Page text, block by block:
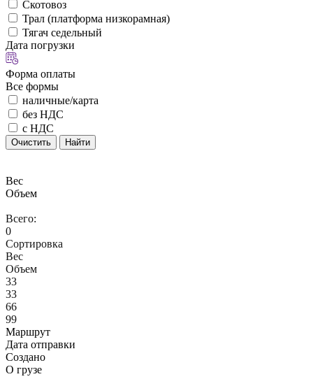
Скотовоз
Трал (платформа низкорамная)
Тягач седельный
Дата погрузки
Форма оплаты
Все формы
наличные/карта
без НДС
с НДС
Очистить Найти
Вес
Объем
Всего:
0
Сортировка
Вес
Объем
33
33
66
99
Маршрут
Дата отправки
Создано
О грузе